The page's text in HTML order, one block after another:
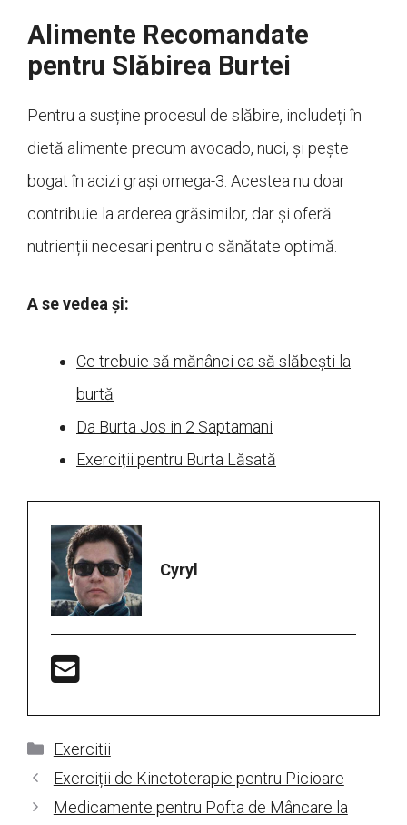
Alimente Recomandate
pentru Slăbirea Burtei
Pentru a susține procesul de slăbire, includeți în
dietă alimente precum avocado, nuci, și pește
bogat în acizi grași omega-3. Acestea nu doar
contribuie la arderea grăsimilor, dar și oferă
nutrienții necesari pentru o sănătate optimă.
A se vedea și:
Ce trebuie să mănânci ca să slăbești la
burtă
Da Burta Jos in 2 Saptamani
Exerciții pentru Burta Lăsată
Cyryl
Categorii
Exercitii
Exerciții de Kinetoterapie pentru Picioare
Medicamente pentru Pofta de Mâncare la